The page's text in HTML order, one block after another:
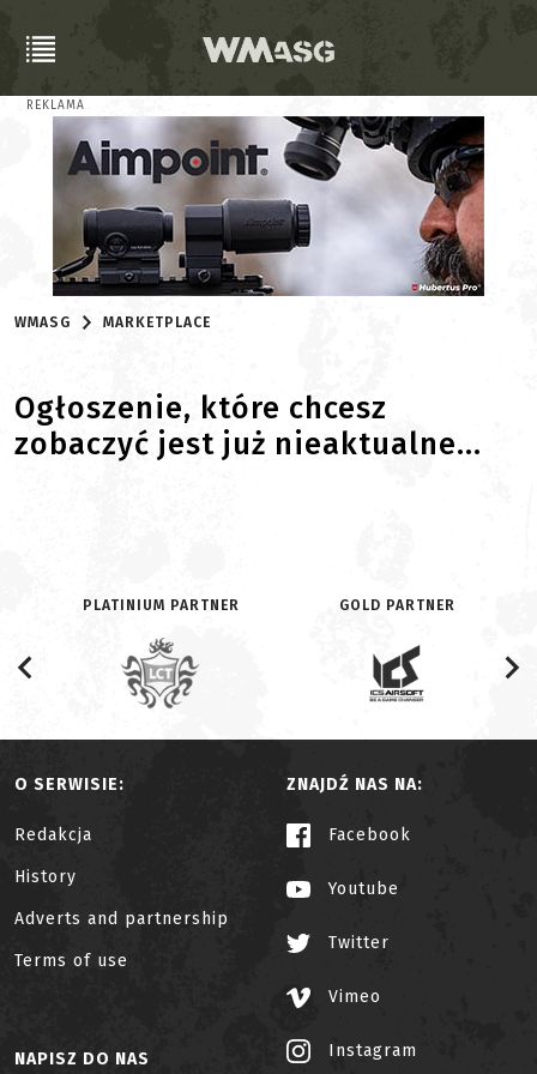
REKLAMA
WMASG MARKETPLACE
Ogłoszenie, które chcesz
zobaczyć jest już nieaktualne...
PLATINIUM PARTNER GOLD PARTNER
O SERWISIE:
Redakcja
History
Adverts and partnership
Terms of use
ZNAJDŹ NAS NA:
Facebook
Youtube
Twitter
Vimeo
Instagram
NAPISZ DO NAS